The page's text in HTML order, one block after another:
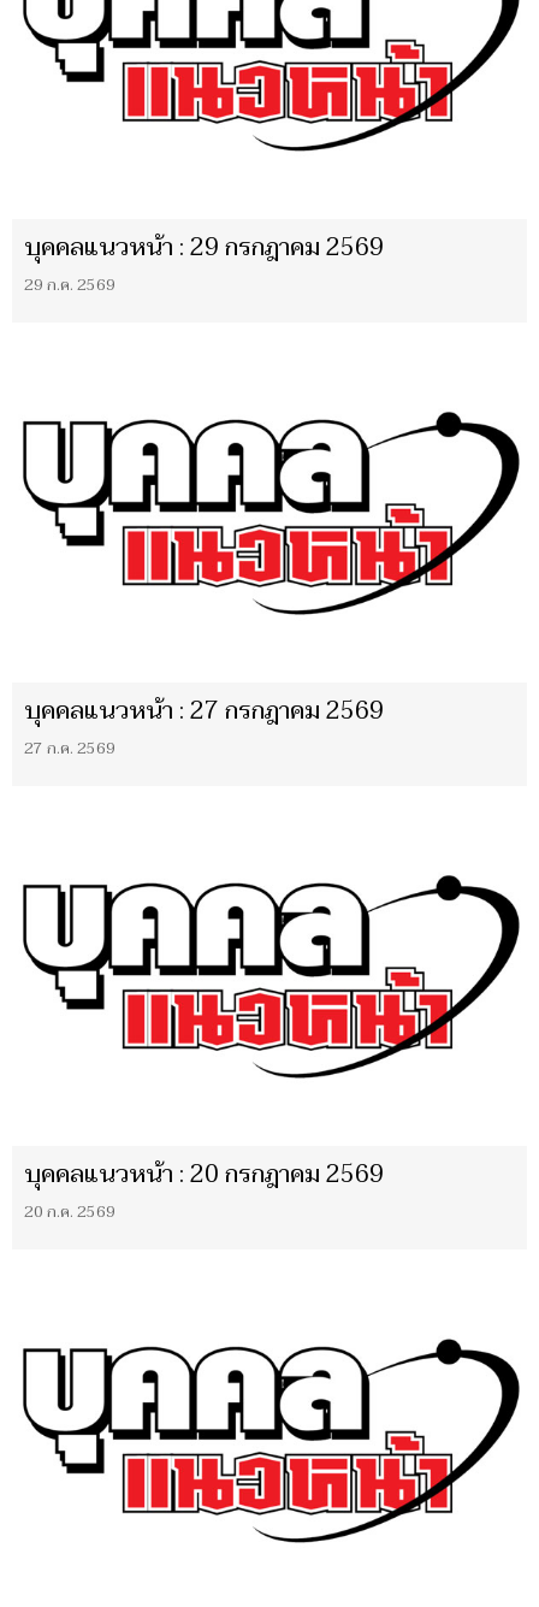
บุคคลแนวหน้า : 29 กรกฎาคม 2569
29 ก.ค. 2569
บุคคลแนวหน้า : 27 กรกฎาคม 2569
27 ก.ค. 2569
บุคคลแนวหน้า : 20 กรกฎาคม 2569
20 ก.ค. 2569